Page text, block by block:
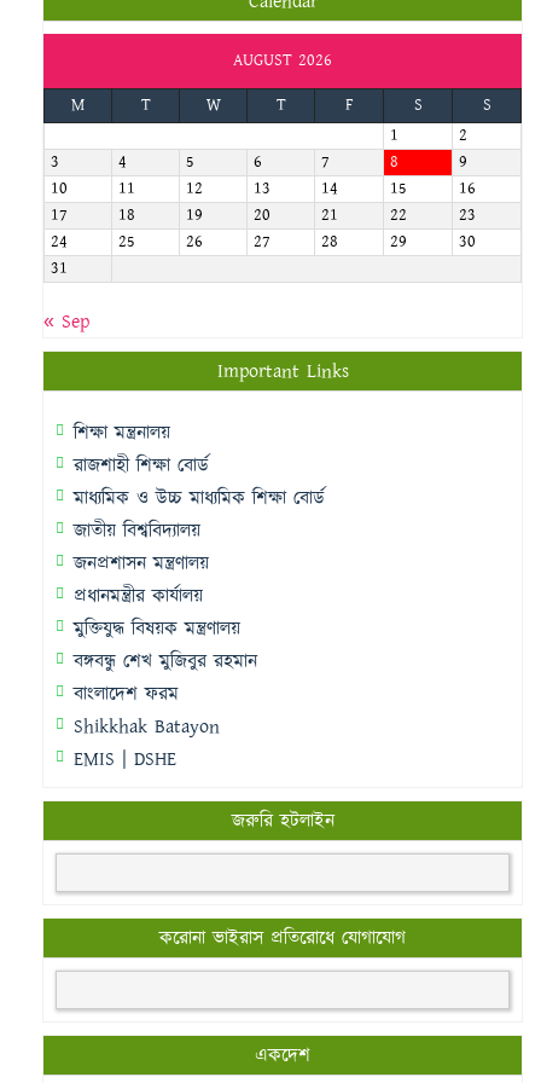
AUGUST 2026
M
T W T F S
S
1
2
3
4 5 6 7 8
9
10
11 12 13 14 15
16
17
18 19 20 21 22
23
24
25 26 27 28 29
30
31
« Sep
Important Links
শিক্ষা মন্ত্রনালয়
রাজশাহী শিক্ষা বোর্ড
মাধ্যমিক ও উচ্চ মাধ্যমিক শিক্ষা বোর্ড
জাতীয় বিশ্ববিদ্যালয়
জনপ্রশাসন মন্ত্রণালয়
প্রধানমন্ত্রীর কার্যালয়
মুক্তিযুদ্ধ বিষয়ক মন্ত্রণালয়
বঙ্গবন্ধু শেখ মুজিবুর রহমান
বাংলাদেশ ফরম
Shikkhak Batayon
EMIS | DSHE
জরুরি হটলাইন
করোনা ভাইরাস প্রতিরোধে যোগাযোগ
একদেশ